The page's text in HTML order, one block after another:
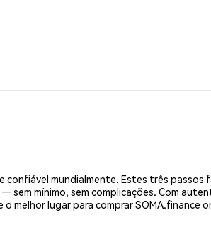
confiável mundialmente. Estes três passos
mínimo, sem complicações. Com
melhor lugar para comprar SOMA.finance